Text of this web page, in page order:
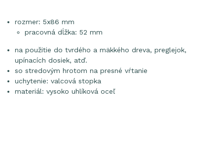
rozmer: 5x86 mm
pracovná dĺžka: 52 mm
na použitie do tvrdého a mäkkého dreva, preglejok,
upínacích dosiek, atď.
so stredovým hrotom na presné vŕtanie
uchytenie: valcová stopka
materiál: vysoko uhlíková oceľ